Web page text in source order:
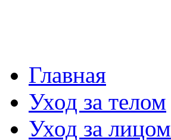
Главная
Уход за телом
Уход за лицом